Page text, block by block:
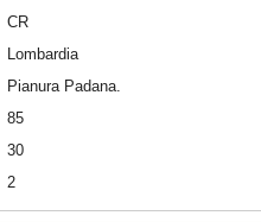
CR
Lombardia
Pianura Padana.
85
30
2